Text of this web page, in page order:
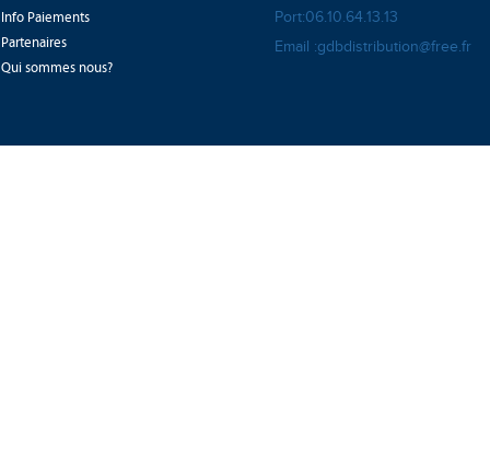
Info Paiements
Partenaires
Qui sommes nous?
Port:06.10.64.13.13
Email :gdbdistribution@free.fr